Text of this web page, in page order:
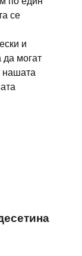
се
и
да могат
нашата